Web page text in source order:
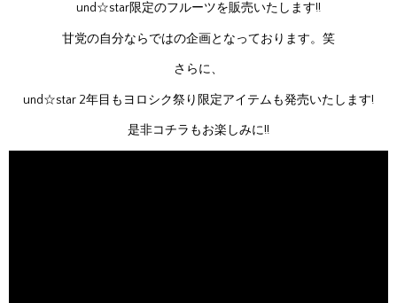
und☆star限定のフルーツを販売いたします!!
甘党の自分ならではの企画となっております。笑
さらに、
und☆star 2年目もヨロシク祭り限定アイテムも発売いたします!
是非コチラもお楽しみに!!